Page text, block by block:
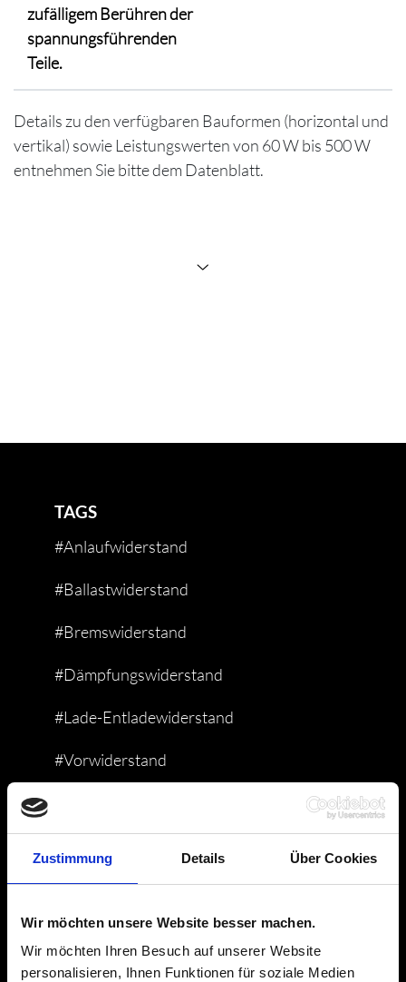
Zustimmung Details Über Cookies
Wir möchten unsere Website besser machen.
Wir möchten Ihren Besuch auf unserer Website
personalisieren, Ihnen Funktionen für soziale Medien
zufälligem Berühren der
spannungsführenden
Teile.
Details zu den verfügbaren Bauformen (horizontal und
vertikal) sowie Leistungswerten von 60 W bis 500 W
entnehmen Sie bitte dem Datenblatt.
TAGS
#Anlaufwiderstand
#Ballastwiderstand
#Bremswiderstand
#Dämpfungswiderstand
#Lade-Entladewiderstand
#Vorwiderstand
#Energietechnik
#Geräte-und-Anlagenbau
#Leistungselektronik